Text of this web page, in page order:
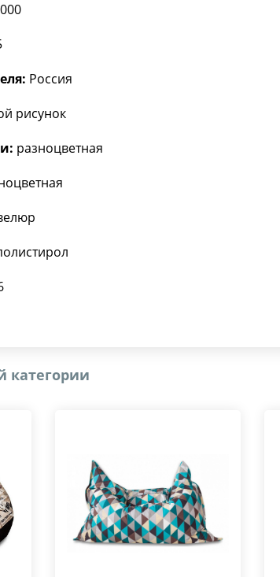
Россия
рисунок
разноцветная
категории